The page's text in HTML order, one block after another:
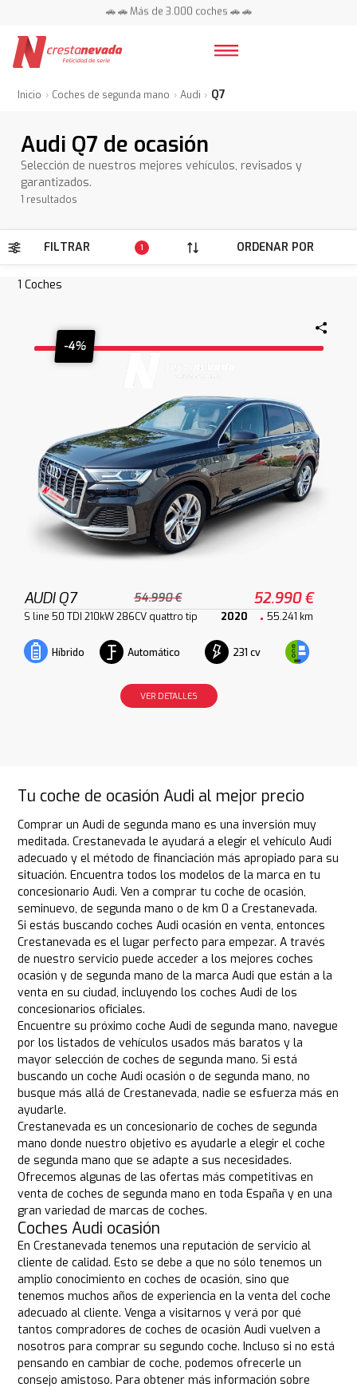
🚗 🚗 Más de 3.000 coches 🚗 🚗
Inicio Coches de segunda mano Audi Q7
Audi Q7 de ocasión
Selección de nuestros mejores vehículos, revisados y
garantizados.
1 resultados
FILTRAR 1 ORDENAR POR
1 Coches
-4%
AUDI Q7 54.990 € 52.990 €
S line 50 TDI 210kW 286CV quattro tip 2020 55.241 km
Híbrido Automático 231 cv
VER DETALLES
Tu coche de ocasión Audi al mejor precio
Comprar un Audi de segunda mano es una inversión muy
meditada. Crestanevada le ayudará a elegir el vehículo Audi
adecuado y el método de financiación más apropiado para su
situación. Encuentra todos los modelos de la marca en tu
concesionario Audi. Ven a comprar tu coche de ocasión,
seminuevo, de segunda mano o de km 0 a Crestanevada.
Si estás buscando coches Audi ocasión en venta, entonces
Crestanevada es el lugar perfecto para empezar. A través
de nuestro servicio puede acceder a los mejores coches
ocasión y de segunda mano de la marca Audi que están a la
venta en su ciudad, incluyendo los coches Audi de los
concesionarios oficiales.
Encuentre su próximo coche Audi de segunda mano, navegue
por los listados de vehículos usados más baratos y la
mayor selección de coches de segunda mano. Si está
buscando un coche Audi ocasión o de segunda mano, no
busque más allá de Crestanevada, nadie se esfuerza más en
ayudarle.
Crestanevada es un concesionario de coches de segunda
mano donde nuestro objetivo es ayudarle a elegir el coche
de segunda mano que se adapte a sus necesidades.
Ofrecemos algunas de las ofertas más competitivas en
venta de coches de segunda mano en toda España y en una
gran variedad de marcas de coches.
Coches Audi ocasión
En Crestanevada tenemos una reputación de servicio al
cliente de calidad. Esto se debe a que no sólo tenemos un
amplio conocimiento en coches de ocasión, sino que
tenemos muchos años de experiencia en la venta del coche
adecuado al cliente. Venga a visitarnos y verá por qué
tantos compradores de coches de ocasión Audi vuelven a
nosotros para comprar su segundo coche. Incluso si no está
pensando en cambiar de coche, podemos ofrecerle un
consejo amistoso. Para obtener más información sobre